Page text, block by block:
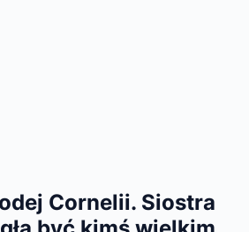
Cornelii. Siostra